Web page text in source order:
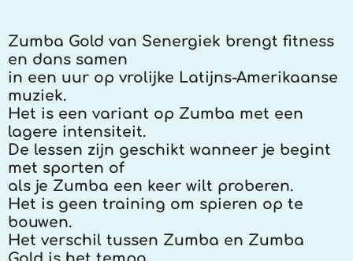
Zumba Gold van Senergiek brengt fitness
en dans samen
in een uur op vrolijke Latijns-Amerikaanse
muziek.
Het is een variant op Zumba met een
lagere intensiteit.
De lessen zijn geschikt wanneer je begint
met sporten of
als je Zumba een keer wilt proberen.
Het is geen training om spieren op te
bouwen.
Het verschil tussen Zumba en Zumba